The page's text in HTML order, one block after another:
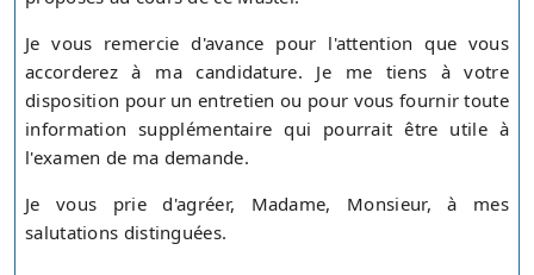
Je vous remercie d'avance pour l'attention que vous
accorderez à ma candidature. Je me tiens à votre
disposition pour un entretien ou pour vous fournir toute
information supplémentaire qui pourrait être utile à
l'examen de ma demande.
Je vous prie d'agréer, Madame, Monsieur, à mes
salutations distinguées.